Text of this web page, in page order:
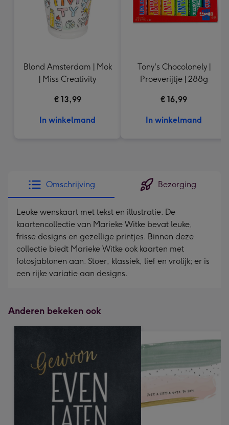
Blond Amsterdam | Mok
| Miss Creativity
€ 13,99
In winkelmand
Tony's Chocolonely |
Proeverijtje | 288g
€ 16,99
In winkelmand
Omschrijving Bezorging
Leuke wenskaart met tekst en illustratie. De
kaartencollectie van Marieke Witke bevat leuke,
frisse designs en gezellige printjes. Binnen deze
collectie biedt Marieke Witke ook kaarten met
fotosjablonen aan. Stoer, klassiek, lief en vrolijk; er is
een rijke variatie aan designs.
Anderen bekeken ook